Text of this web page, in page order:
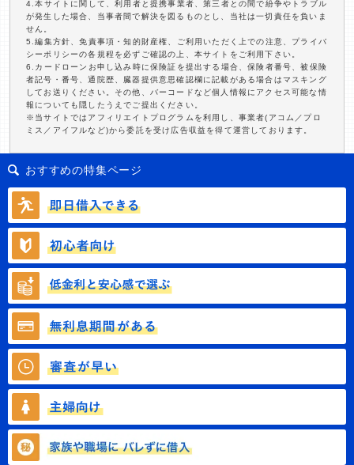
4.本サイトに関して、利用者と提携事業者、第三者との間で紛争やトラブル
が発生した場合、当事者間で解決を図るものとし、当社は一切責任を負いま
せん。
5.編集方針、免責事項・知的財産権、ご利用いただく上での注意、プライバ
シーポリシーの各規程を必ずご確認の上、本サイトをご利用下さい。
6.カードローンお申し込み時に保険証を提出する場合、保険者番号、被保険
者記号・番号、通院歴、臓器提供意思確認欄に記載がある場合はマスキング
してお送りください。その他、バーコードなど個人情報にアクセス可能な情
報についても隠したうえでご提出ください。
※当サイトではアフィリエイトプログラムを利用し、事業者(アコム／プロ
ミス／アイフルなど)から委託を受け広告収益を得て運営しております。
おすすめの特集ページ